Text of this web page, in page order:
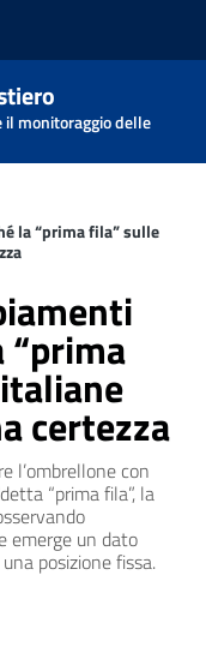
monitoraggio delle
la “prima fila” sulle
certezza
l’ombrellone con
“prima fila”, la
emerge un dato
posizione fissa.